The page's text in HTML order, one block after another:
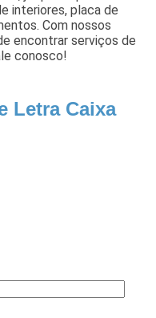
interiores, placa de
Com nossos
encontrar serviços de
conosco!
Letra Caixa